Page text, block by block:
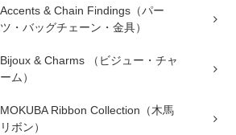
Accents & Chain Findings（パー
ツ・バッグチェーン・金具）
Bijoux & Charms （ビジュー・チャ
ーム）
MOKUBA Ribbon Collection（木馬
リボン）